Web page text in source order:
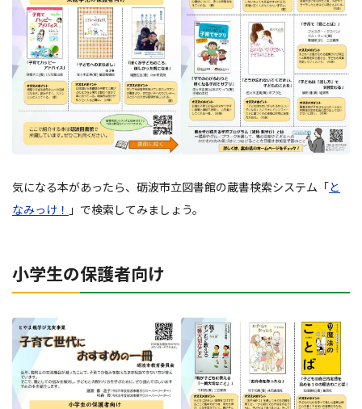
気になる本があったら、砺波市立図書館の蔵書検索システム「と
なみっけ！ 」で検索してみましょう。
小学生の保護者向け